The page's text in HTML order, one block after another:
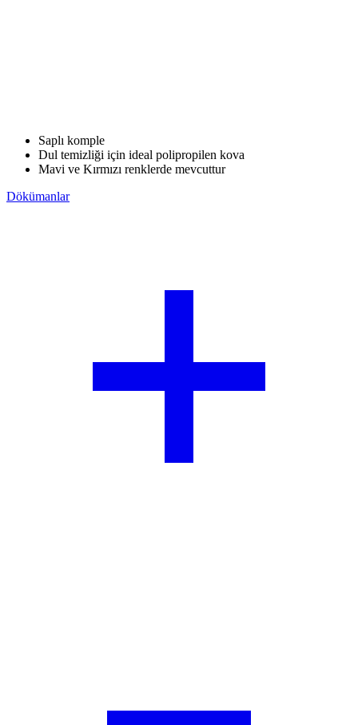
Saplı komple
Dul temizliği için ideal polipropilen kova
Mavi ve Kırmızı renklerde mevcuttur
Dökümanlar